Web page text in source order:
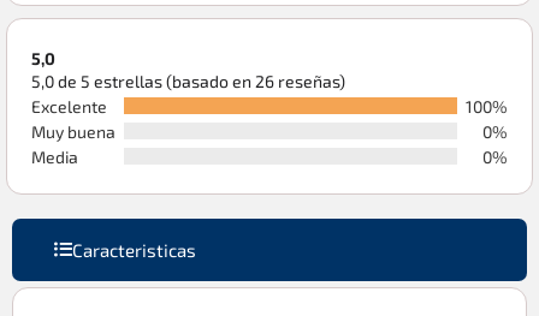
5,0
5,0 de 5 estrellas (basado en 26 reseñas)
Excelente
100%
Muy buena
0%
Media
0%
Caracteristicas